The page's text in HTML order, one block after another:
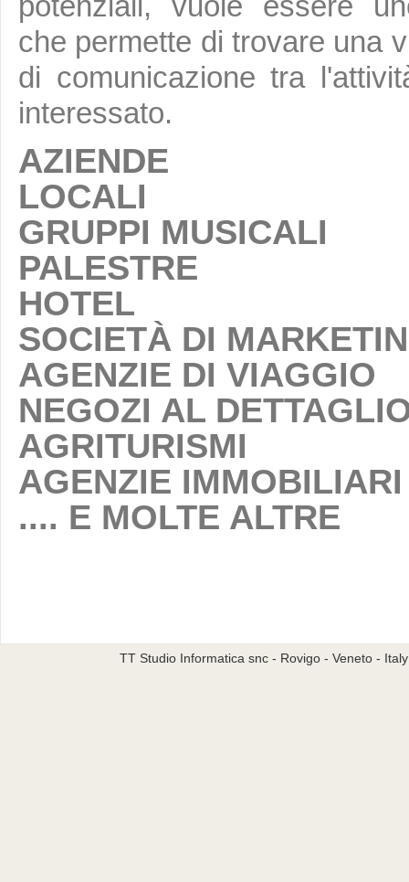
che permette di trovare una
di comunicazione tra
interessato.
AZIENDE
LOCALI
GRUPPI MUSICALI
PALESTRE
HOTEL
SOCIETÀ DI
AGENZIE DI VIAGGIO
NEGOZI AL
AGRITURISMI
AGENZIE IMMOBILIARI
.... E MOLTE ALTRE
TT Studio Informatica snc - Rovigo - Veneto -